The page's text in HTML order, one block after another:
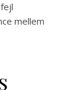
mellem